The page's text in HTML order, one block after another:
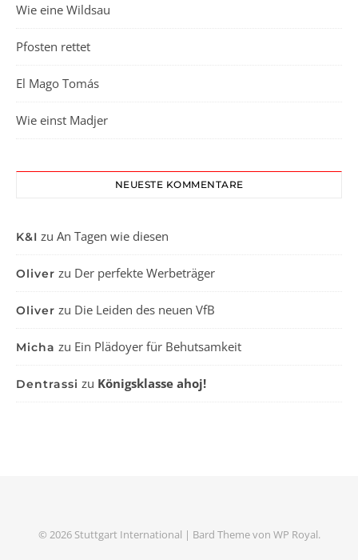
Wie eine Wildsau
Pfosten rettet
El Mago Tomás
Wie einst Madjer
NEUESTE KOMMENTARE
K&I zu An Tagen wie diesen
Oliver zu Der perfekte Werbeträger
Oliver zu Die Leiden des neuen VfB
Micha zu Ein Plädoyer für Behutsamkeit
Dentrassi zu Königsklasse ahoj!
© 2026 Stuttgart International | Bard Theme von WP Royal.